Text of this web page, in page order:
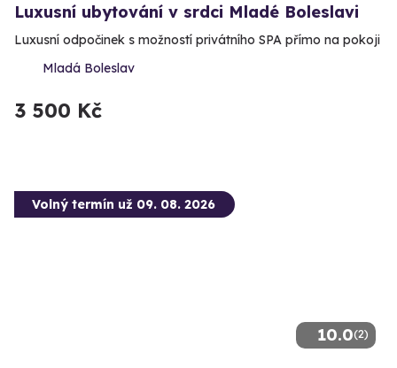
Luxusní ubytování v srdci Mladé Boleslavi
Luxusní odpočinek s možností privátního SPA přímo na pokoji
Mladá Boleslav
3 500 Kč
10.0(2)
Volný termín už 09. 08. 2026